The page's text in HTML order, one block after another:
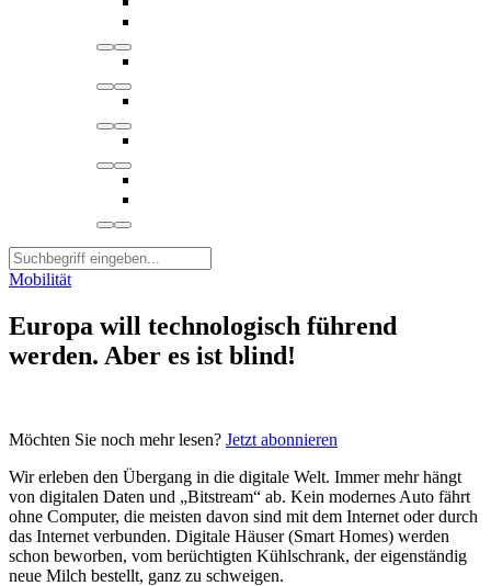
Mobilität
Europa will technologisch führend
werden. Aber es ist blind!
Möchten Sie noch mehr lesen? Jetzt abonnieren
Wir erleben den Übergang in die digitale Welt. Immer mehr hängt
von digitalen Daten und „Bitstream“ ab. Kein modernes Auto fährt
ohne Computer, die meisten davon sind mit dem Internet oder durch
das Internet verbunden. Digitale Häuser (Smart Homes) werden
schon beworben, vom berüchtigten Kühlschrank, der eigenständig
neue Milch bestellt, ganz zu schweigen.